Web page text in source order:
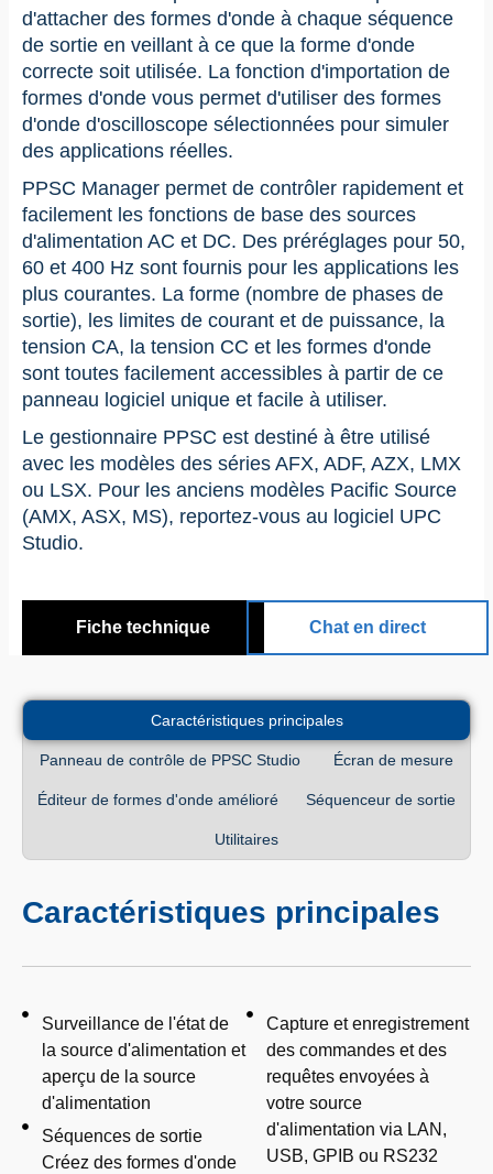
d'attacher des formes d'onde à chaque séquence
de sortie en veillant à ce que la forme d'onde
correcte soit utilisée. La fonction d'importation de
formes d'onde vous permet d'utiliser des formes
d'onde d'oscilloscope sélectionnées pour simuler
des applications réelles.
PPSC Manager permet de contrôler rapidement et
facilement les fonctions de base des sources
d'alimentation AC et DC. Des préréglages pour 50,
60 et 400 Hz sont fournis pour les applications les
plus courantes. La forme (nombre de phases de
sortie), les limites de courant et de puissance, la
tension CA, la tension CC et les formes d'onde
sont toutes facilement accessibles à partir de ce
panneau logiciel unique et facile à utiliser.
Le gestionnaire PPSC est destiné à être utilisé
avec les modèles des séries AFX, ADF, AZX, LMX
ou LSX. Pour les anciens modèles Pacific Source
(AMX, ASX, MS), reportez-vous au logiciel UPC
Studio.
Fiche technique Chat en direct
Caractéristiques principales
Panneau de contrôle de PPSC Studio Écran de mesure
Éditeur de formes d'onde amélioré Séquenceur de sortie
Utilitaires
Caractéristiques principales
Surveillance de l'état de
la source d'alimentation et
aperçu de la source
d'alimentation
Séquences de sortie
Créez des formes d'onde
Capture et enregistrement
des commandes et des
requêtes envoyées à
votre source
d'alimentation via LAN,
USB, GPIB ou RS232